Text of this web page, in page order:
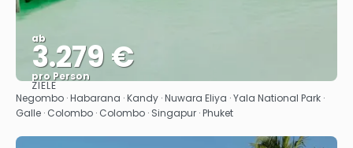
ab
3.279 €
pro Person
Sehen
ZIELE
Negombo · Habarana · Kandy · Nuwara Eliya · Yala National Park ·
Galle · Colombo · Colombo · Singapur · Phuket